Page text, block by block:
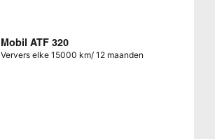
Mobil ATF 320
Ververs elke 15000 km/ 12 maanden